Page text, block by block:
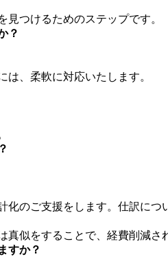
つけるためのステップです。
？
、柔軟に対応いたします。
のご支援をします。仕訳に
似をすることで、経費削減さ
すか？